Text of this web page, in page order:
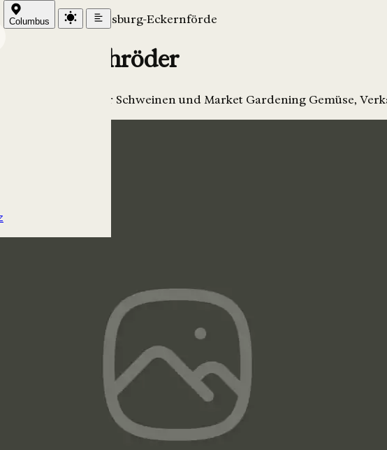
ColumbusHolstein / Rendsburg-Eckernförde
Biohof Schröder
Bentheimer Schweinen und Market Gardening Gemüse,